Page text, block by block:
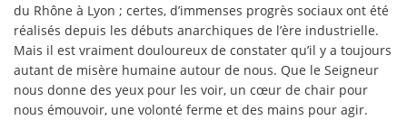
du Rhône à Lyon ; certes, d’immenses progrès sociaux ont été
réalisés depuis les débuts anarchiques de l’ère industrielle.
Mais il est vraiment douloureux de constater qu’il y a toujours
autant de misère humaine autour de nous. Que le Seigneur
nous donne des yeux pour les voir, un cœur de chair pour
nous émouvoir, une volonté ferme et des mains pour agir.